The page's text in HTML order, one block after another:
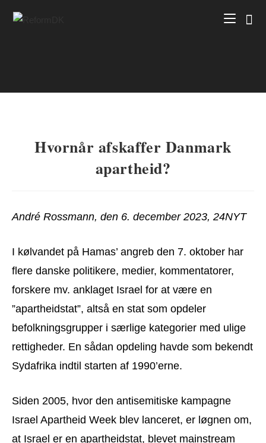
Hvornår afskaffer Danmark
apartheid?
André Rossmann, den 6. december 2023, 24NYT
I kølvandet på Hamas’ angreb den 7. oktober har
flere danske politikere, medier, kommentatorer,
forskere mv. anklaget Israel for at være en
”apartheidstat”, altså en stat som opdeler
befolkningsgrupper i særlige kategorier med ulige
rettigheder. En sådan opdeling havde som bekendt
Sydafrika indtil starten af 1990’erne.
Siden 2005, hvor den antisemitiske kampagne
Israel Apartheid Week blev lanceret, er løgnen om,
at Israel er en apartheidstat, blevet mainstream